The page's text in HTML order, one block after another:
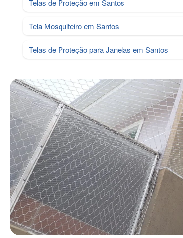
Telas de Proteção em Santos
Tela Mosquiteiro em Santos
Telas de Proteção para Janelas em Santos